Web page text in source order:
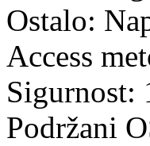
Ostalo:
Access
Sigurnost:
Podržani